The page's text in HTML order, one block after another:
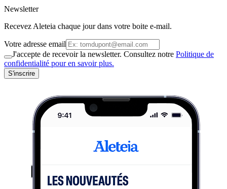
Newsletter
Recevez Aleteia chaque jour dans votre boite e-mail.
Votre adresse email
J'accepte de recevoir la newsletter. Consultez notre Politique de
confidentialité pour en savoir plus.
S'inscrire